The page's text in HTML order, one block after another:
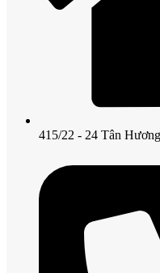
415/22 - 24 Tân